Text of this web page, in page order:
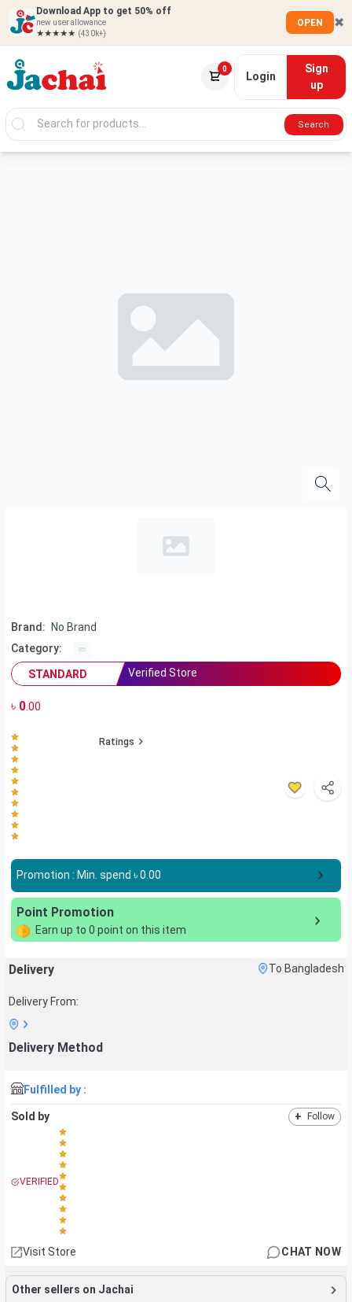
Download App to get 50% off
new user allowance
★★★★★ (430k+)
OPEN ✖
0
Login
Sign
up
Search
Brand:
No Brand
Category:
STANDARD
Verified Store
৳ 0.00
Ratings
Promotion : Min. spend ৳0.00
Point Promotion
Earn up to 0 point on this item
Delivery To Bangladesh
Delivery From:
Delivery Method
Fulfilled by :
Sold by + Follow
VERIFIED
Visit Store CHAT NOW
Other sellers on Jachai